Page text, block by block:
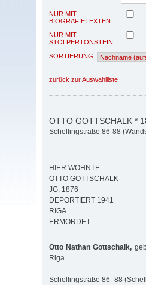
NUR MIT
BIOGRAFIETEXTEN
NUR MIT
STOLPERTONSTEIN
SORTIERUNG
zurück zur Auswahlliste
OTTO GOTTSCHALK *
Schellingstraße 86-88
HIER WOHNTE
OTTO GOTTSCHALK
JG. 1876
DEPORTIERT 1941
RIGA
ERMORDET
Otto Nathan Gottschalk,
Riga
Schellingstraße 86–88